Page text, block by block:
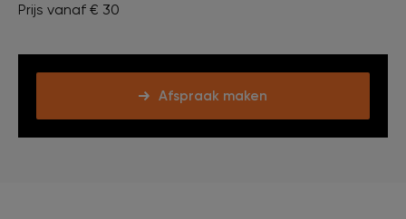
Prijs vanaf € 30
Afspraak maken